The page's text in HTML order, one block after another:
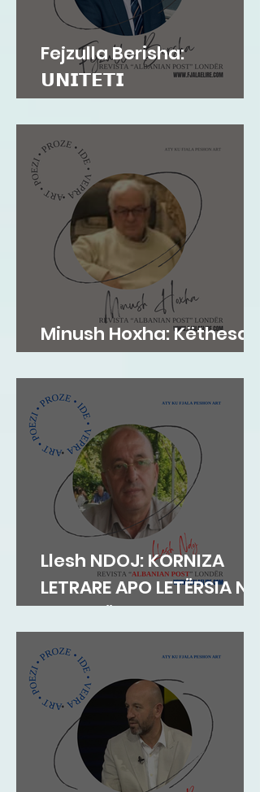
Fejzulla Berisha:
𝗨𝗡𝗜𝗧𝗘𝗧𝗜
𝗜𝗡𝗦𝗧𝗜𝗧𝗨𝗖𝗜𝗢𝗡𝗔𝗟...
Minush Hoxha: Këthesa
emotive e zemres
Llesh NDOJ: KORNIZA
LETRARE APO LETËRSIA NË
KORNIZË